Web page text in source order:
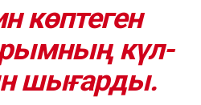
көптеген
күл-
шығарды.